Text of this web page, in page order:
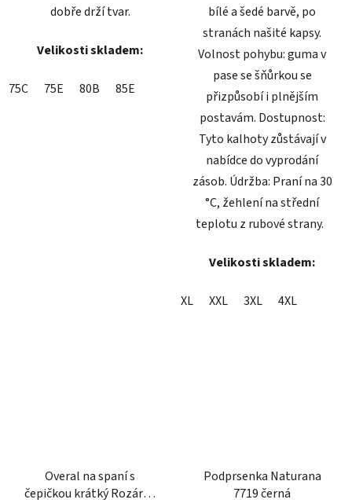
dobře drží tvar.
Velikosti skladem:
75C 75E 80B 85E
bílé a šedé barvě, po
stranách našité kapsy.
Volnost pohybu: guma v
pase se šňůrkou se
přizpůsobí i plnějším
postavám. Dostupnost:
Tyto kalhoty zůstávají v
nabídce do vyprodání
zásob. Údržba: Praní na 30
°C, žehlení na střední
teplotu z rubové strany.
Velikosti skladem:
XL XXL 3XL 4XL
Overal na spaní s
čepičkou krátký Rozárka
Podprsenka Naturana
7719 černá